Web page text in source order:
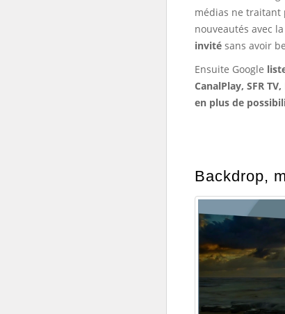
médias ne traitant
nouveautés avec
invité sans avoir
Ensuite Google
CanalPlay, SFR
en plus de
Backdrop,